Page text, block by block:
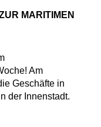
MARITIMEN
Am
Geschäfte in
der Innenstadt.